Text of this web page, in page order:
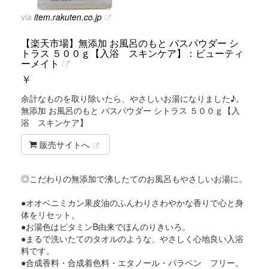
via item.rakuten.co.jp
【楽天市場】無添加 お風呂のもと バスパウダー シ
トラス ５００ｇ【入浴 スキンケア】：ビューティ
ーメイト
￥
余計なものを取り除いたら、やさしいお湯になりました♪。
無添加 お風呂のもと バスパウダー シトラス ５００ｇ【入
浴 スキンケア】
販売サイトへ
◎こだわりの無添加で沸したてのお風呂もやさしいお湯に。
●オオベニミカン果皮油のふんわりさわやかな香りで心と身
体をリセット。
●お湯色はビタミンB由来でほんのりきいろ。
●まるで洗いたてのタオルのような、やさしく心地良い入浴
料です。
●合成香料・合成着色料・エタノール・パラベン フリー。